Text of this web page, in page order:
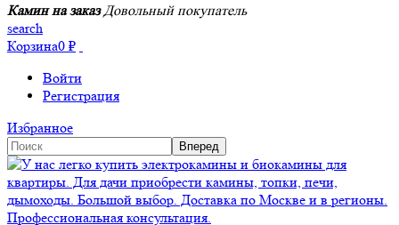
Камин на заказ Довольный покупатель
search
Корзина0 ₽
Войти
Регистрация
Избранное